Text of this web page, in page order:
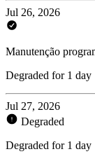
Jul 26, 2026
Manutenção
Degraded for 1 day
Jul 27, 2026
Degraded
Degraded for 1 day